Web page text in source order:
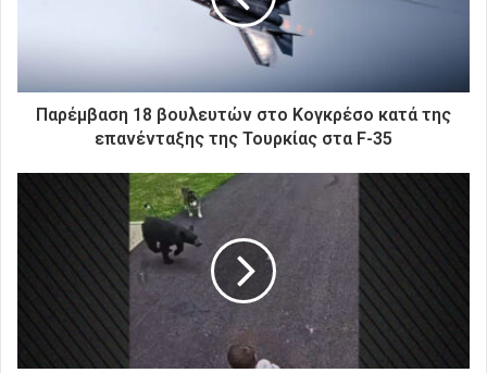
τ
Παρέμβαση 18 βουλευτών στο Κογκρέσο κατά της
επανένταξης της Τουρκίας στα F-35